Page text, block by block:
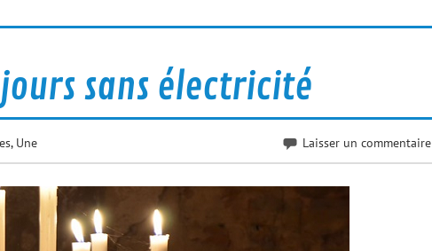
sans électricité
, Une Laisser un commentaire